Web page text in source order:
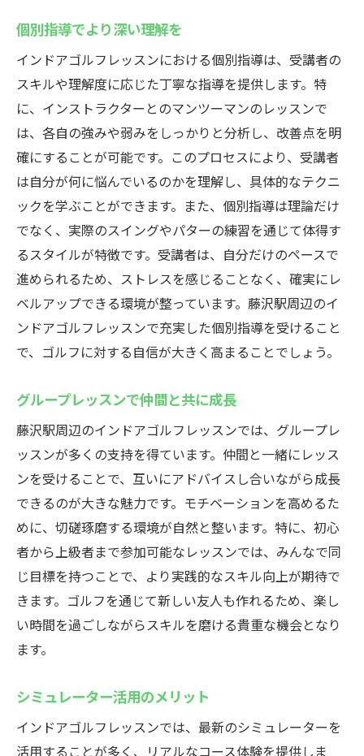
個別指導でより深い理解を
インドアゴルフレッスンにおける個別指導は、受講者の
スキルや理解度に応じた丁寧な指導を提供します。特
に、インストラクターとのマンツーマンのレッスンで
は、各自の強みや弱みをしっかりと分析し、改善点を明
確にすることが可能です。このプロセスにより、受講者
は自分が何に悩んでいるのかを理解し、具体的なテクニ
ックを学ぶことができます。また、個別指導は理論だけ
でなく、実際のスイングやパターの練習を通じて体得す
るスタイルが特徴です。受講者は、自分だけのペースで
進められるため、ストレスを感じることなく、確実にレ
ベルアップできる環境が整っています。藤沢駅周辺のイ
ンドアゴルフレッスンで充実した個別指導を受けること
で、ゴルフに対する自信が大きく高まることでしょう。
グループレッスンで仲間と共に成長
藤沢駅周辺のインドアゴルフレッスンでは、グループレ
ッスンが多くの支持を得ています。仲間と一緒にレッス
ンを受けることで、互いにアドバイスし合いながら成長
できるのが大きな魅力です。モチベーションを高めるた
めに、切磋琢磨する環境が自然と整います。特に、初心
者から上級者まで参加可能なレッスンでは、みんなで同
じ目標を持つことで、より実践的なスキル向上が期待で
きます。ゴルフを通じて新しい友人も作れるため、楽し
い時間を過ごしながらスキルを磨ける貴重な機会となり
ます。
シミュレーター活用のメリット
インドアゴルフレッスンでは、最新のシミュレーターを
活用することが多く、リアルなコース体験を提供しま